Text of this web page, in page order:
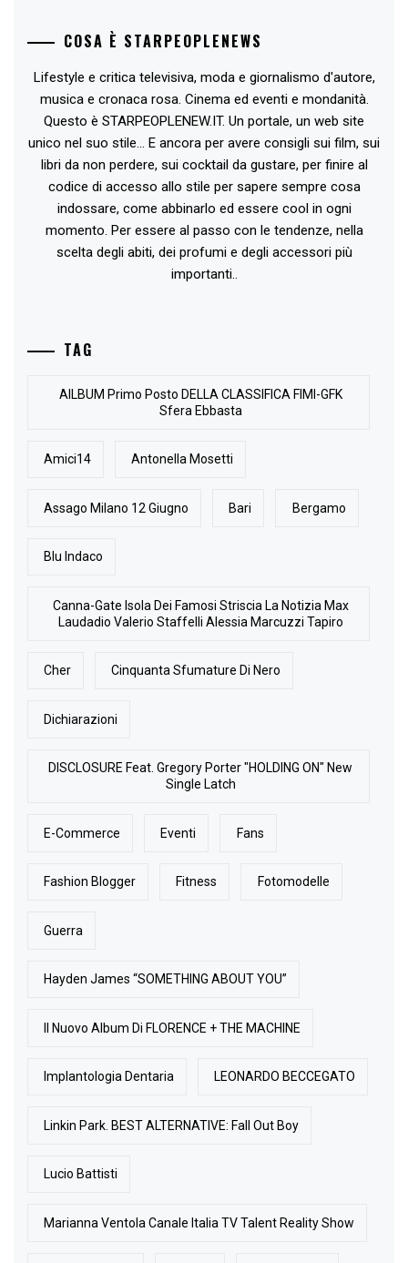
COSA È STARPEOPLENEWS
Lifestyle e critica televisiva, moda e giornalismo d'autore,
musica e cronaca rosa. Cinema ed eventi e mondanità.
Questo è STARPEOPLENEW.IT. Un portale, un web site
unico nel suo stile... E ancora per avere consigli sui film, sui
libri da non perdere, sui cocktail da gustare, per finire al
codice di accesso allo stile per sapere sempre cosa
indossare, come abbinarlo ed essere cool in ogni
momento. Per essere al passo con le tendenze, nella
scelta degli abiti, dei profumi e degli accessori più
importanti..
TAG
AlLBUM Primo Posto DELLA CLASSIFICA FIMI-GFK
Sfera Ebbasta
Amici14 Antonella Mosetti
Assago Milano 12 Giugno Bari Bergamo
Blu Indaco
Canna-Gate Isola Dei Famosi Striscia La Notizia Max
Laudadio Valerio Staffelli Alessia Marcuzzi Tapiro
Cher Cinquanta Sfumature Di Nero
Dichiarazioni
DISCLOSURE Feat. Gregory Porter "HOLDING ON" New
Single Latch
E-Commerce Eventi Fans
Fashion Blogger Fitness Fotomodelle
Guerra
Hayden James “SOMETHING ABOUT YOU”
Il Nuovo Album Di FLORENCE + THE MACHINE
Implantologia Dentaria LEONARDO BECCEGATO
Linkin Park. BEST ALTERNATIVE: Fall Out Boy
Lucio Battisti
Marianna Ventola Canale Italia TV Talent Reality Show